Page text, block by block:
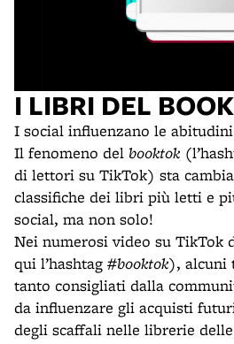
I LIBRI DEL
I social influenzano le
Il fenomeno del booktok
di lettori su TikTok) sta
classifiche dei libri più letti e
social, ma non solo!
Nei numerosi video su TikTok
qui l’hashtag #booktok), alcuni
tanto consigliati dalla
da influenzare gli acquisti
degli scaffali nelle librerie